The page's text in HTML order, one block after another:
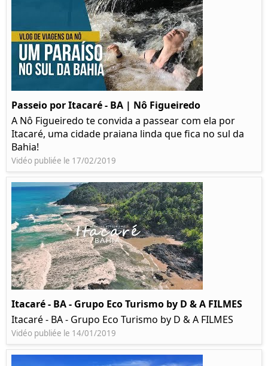
Passeio por Itacaré - BA | Nô Figueiredo
A Nô Figueiredo te convida a passear com ela por
Itacaré, uma cidade praiana linda que fica no sul da
Bahia!
Vidéo publiée le 17/02/2019
Itacaré - BA - Grupo Eco Turismo by D & A FILMES
Itacaré - BA - Grupo Eco Turismo by D & A FILMES
Vidéo publiée le 14/01/2019